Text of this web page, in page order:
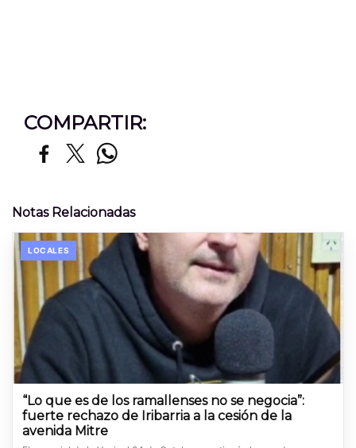
COMPARTIR:
Notas Relacionadas
LOCALES
“Lo que es de los ramallenses no se negocia”:
fuerte rechazo de Iribarria a la cesión de la
avenida Mitre